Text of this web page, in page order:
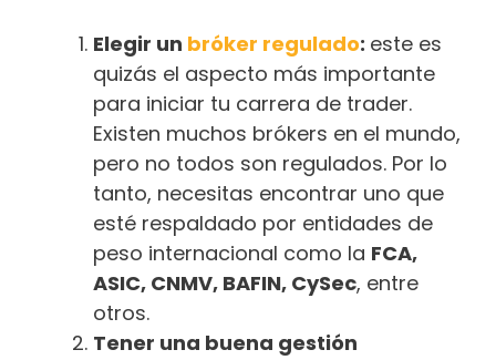
Elegir un bróker regulado: este es
quizás el aspecto más importante
para iniciar tu carrera de trader.
Existen muchos brókers en el mundo,
pero no todos son regulados. Por lo
tanto, necesitas encontrar uno que
esté respaldado por entidades de
peso internacional como la FCA,
ASIC, CNMV, BAFIN, CySec, entre
otros.
Tener una buena gestión